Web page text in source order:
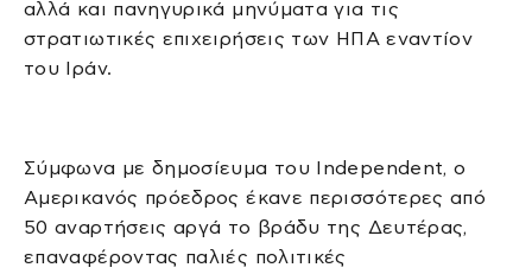
αλλά και πανηγυρικά μηνύματα για τις
στρατιωτικές επιχειρήσεις των ΗΠΑ εναντίον
του Ιράν.
Σύμφωνα με δημοσίευμα του Independent, ο
Αμερικανός πρόεδρος έκανε περισσότερες από
50 αναρτήσεις αργά το βράδυ της Δευτέρας,
επαναφέροντας παλιές πολιτικές